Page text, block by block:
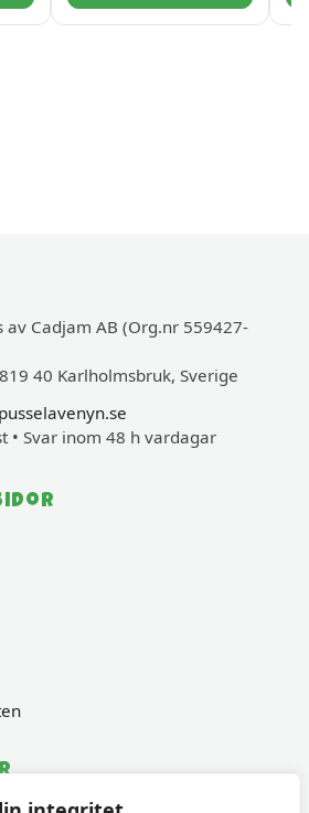
av Cadjam AB (Org.nr 559427-
40 Karlholmsbruk, Sverige
• Svar inom 48 h vardagar